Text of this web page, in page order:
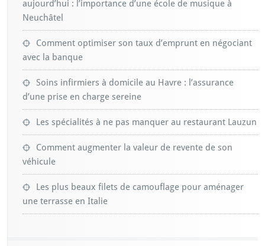
aujourd’hui : l’importance d’une école de musique à
Neuchâtel
Comment optimiser son taux d’emprunt en négociant
avec la banque
Soins infirmiers à domicile au Havre : l’assurance
d’une prise en charge sereine
Les spécialités à ne pas manquer au restaurant Lauzun
Comment augmenter la valeur de revente de son
véhicule
Les plus beaux filets de camouflage pour aménager
une terrasse en Italie